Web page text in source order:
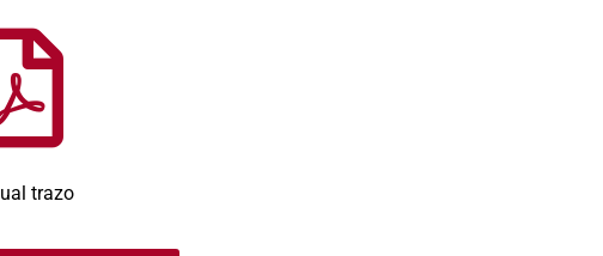
trazo